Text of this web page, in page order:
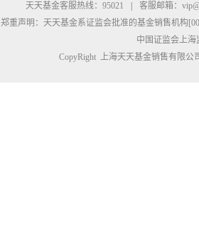
天天基金客服热线：95021
客服邮箱：
郑重声明： 天天基金系证监会批准的基金销售机构
中国证监会上
CopyRight 上海天天基金销售有限